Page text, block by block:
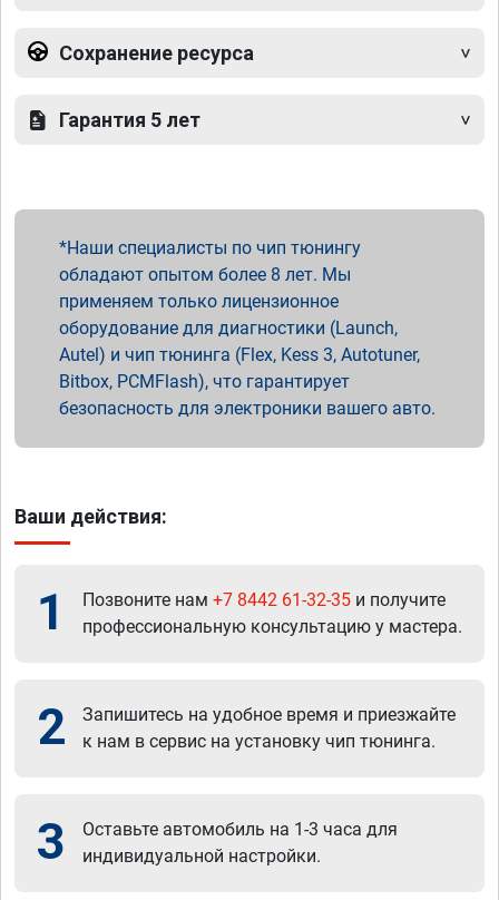
Сохранение ресурса
Гарантия 5 лет
Наши специалисты по чип тюнингу
обладают опытом более 8 лет. Мы
применяем только лицензионное
оборудование для диагностики (Launch,
Autel) и чип тюнинга (Flex, Kess 3, Autotuner,
Bitbox, PCMFlash), что гарантирует
безопасность для электроники вашего авто.
Ваши действия:
1 Позвоните нам +7 8442 61-32-35 и получите
профессиональную консультацию у мастера.
2
Запишитесь на удобное время и приезжайте
к нам в сервис на установку чип тюнинга.
3
Оставьте автомобиль на 1-3 часа для
индивидуальной настройки.